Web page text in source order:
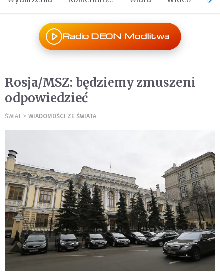
Radio DEON Modlitwa
Rosja/MSZ: będziemy zmuszeni
odpowiedzieć
ŚWIAT WIADOMOŚCI ZE ŚWIATA